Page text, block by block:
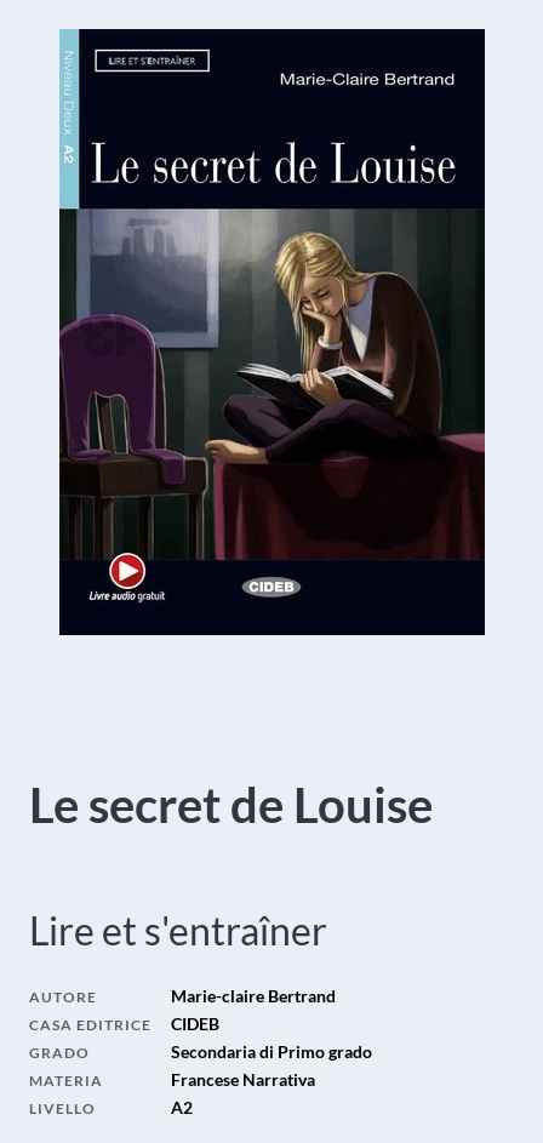
Le secret de Louise
Lire et s'entraîner
AUTORE Marie-claire Bertrand
CASA EDITRICE CIDEB
GRADO Secondaria di Primo grado
MATERIA Francese Narrativa
LIVELLO A2